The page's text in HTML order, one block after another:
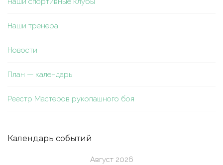
Наши тренера
Новости
План — календарь
Реестр Мастеров рукопашного боя
Календарь событий
Август 2026